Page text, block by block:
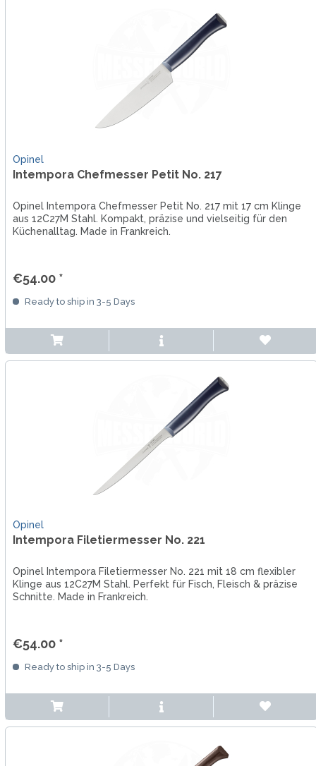
Opinel
Intempora Chefmesser Petit No. 217
Opinel Intempora Chefmesser Petit No. 217 mit 17 cm Klinge
aus 12C27M Stahl. Kompakt, präzise und vielseitig für den
Küchenalltag. Made in Frankreich.
€54.00 *
Ready to ship in 3-5 Days
Opinel
Intempora Filetiermesser No. 221
Opinel Intempora Filetiermesser No. 221 mit 18 cm flexibler
Klinge aus 12C27M Stahl. Perfekt für Fisch, Fleisch & präzise
Schnitte. Made in Frankreich.
€54.00 *
Ready to ship in 3-5 Days